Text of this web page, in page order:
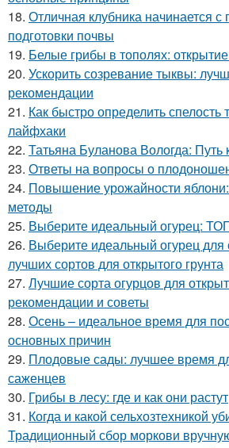
18. Отличная клубника начинается с
подготовки почвы
19. Белые грибы в тополях:
20. Ускорить созревание тыквы:
рекомендации
21. Как быстро определить
лайфхаки
22. Татьяна Буланова Вологда: Путь
23. Ответы на вопросы о
24. Повышение урожайности
методы
25. Выберите идеальный огурец:
26. Выберите идеальный огурец для
лучших сортов для открытого грунта
27. Лучшие сорта огурцов для
рекомендации и советы
28. Осень – идеальное время для
основных причин
29. Плодовые сады: лучшее время
саженцев
30. Грибы в лесу: где и как они растут
31. Когда и какой сельхозтехникой
Традиционный сбор моркови